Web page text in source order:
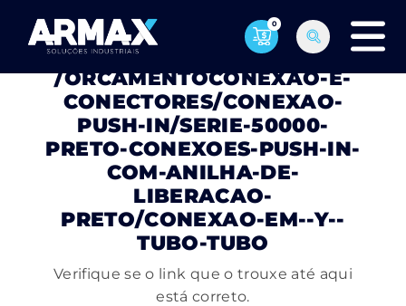
0
PÁGINA NÃO ENCONTRADA
/ORCAMENTOCONEXAO-E-
CONECTORES/CONEXAO-
PUSH-IN/SERIE-50000-
PRETO-CONEXOES-PUSH-IN-
COM-ANILHA-DE-
LIBERACAO-
PRETO/CONEXAO-EM--Y--
TUBO-TUBO
Verifique se o link que o trouxe até aqui
está correto.